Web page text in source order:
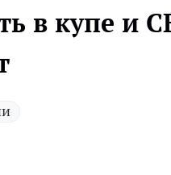
в купе и